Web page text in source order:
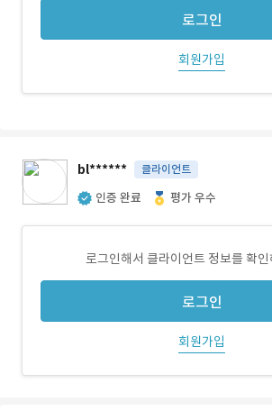
로그인
회원가입
bl****** 클라이언트
인증 완료 평가 우수
로그인해서 클라이언트 정보를 확
로그인
회원가입